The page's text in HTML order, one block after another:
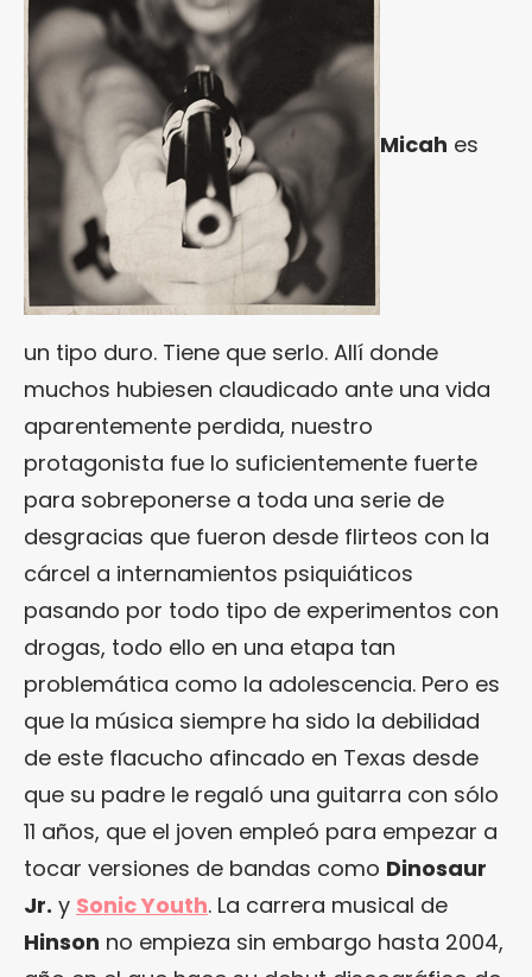
Micah es
un tipo duro. Tiene que serlo. Allí donde
muchos hubiesen claudicado ante una vida
aparentemente perdida, nuestro
protagonista fue lo suficientemente fuerte
para sobreponerse a toda una serie de
desgracias que fueron desde flirteos con la
cárcel a internamientos psiquiáticos
pasando por todo tipo de experimentos con
drogas, todo ello en una etapa tan
problemática como la adolescencia. Pero es
que la música siempre ha sido la debilidad
de este flacucho afincado en Texas desde
que su padre le regaló una guitarra con sólo
11 años, que el joven empleó para empezar a
tocar versiones de bandas como Dinosaur
Jr. y Sonic Youth. La carrera musical de
Hinson no empieza sin embargo hasta 2004,